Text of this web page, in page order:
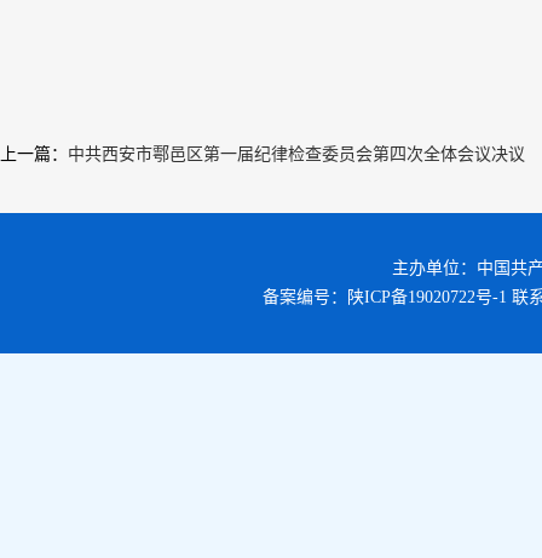
上一篇 ： 中共西安市鄠邑区第一届纪律检查委员会第四次全体会议决议
主办单位：中国共
备案编号：
陕ICP备19020722号-1 联